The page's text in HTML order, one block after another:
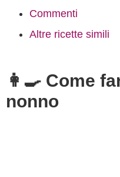
Commenti
Altre ricette simili
👩‍🍳 Come
nonno